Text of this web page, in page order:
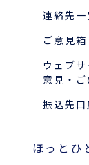
連絡先一
ご意見箱
ウェブ
意見・ご
振込先
ほっとひ